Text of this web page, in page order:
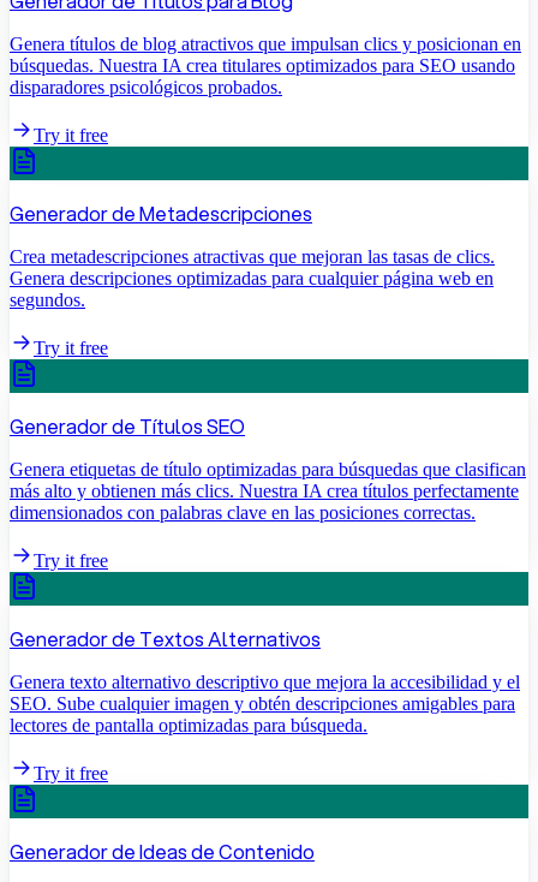
Genera títulos de blog atractivos que impulsan clics y posicionan en
búsquedas. Nuestra IA crea titulares optimizados para SEO usando
disparadores psicológicos probados.
Try it free
Generador de Metadescripciones
Crea metadescripciones atractivas que mejoran las tasas de clics.
Genera descripciones optimizadas para cualquier página web en
segundos.
Try it free
Generador de Títulos SEO
Genera etiquetas de título optimizadas para búsquedas que clasifican
más alto y obtienen más clics. Nuestra IA crea títulos perfectamente
dimensionados con palabras clave en las posiciones correctas.
Try it free
Generador de Textos Alternativos
Genera texto alternativo descriptivo que mejora la accesibilidad y el
SEO. Sube cualquier imagen y obtén descripciones amigables para
lectores de pantalla optimizadas para búsqueda.
Try it free
Generador de Ideas de Contenido